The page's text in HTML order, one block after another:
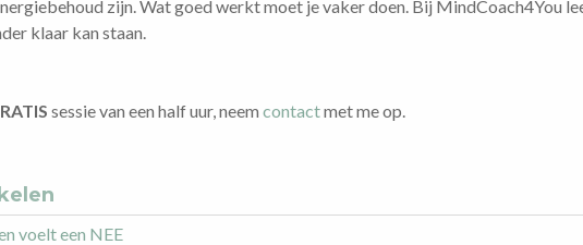
zijn. Wat goed werkt moet je vaker doen. Bij MindCoach4You
klaar kan staan.
sessie van een half uur, neem contactmet me op.
voelt een NEE